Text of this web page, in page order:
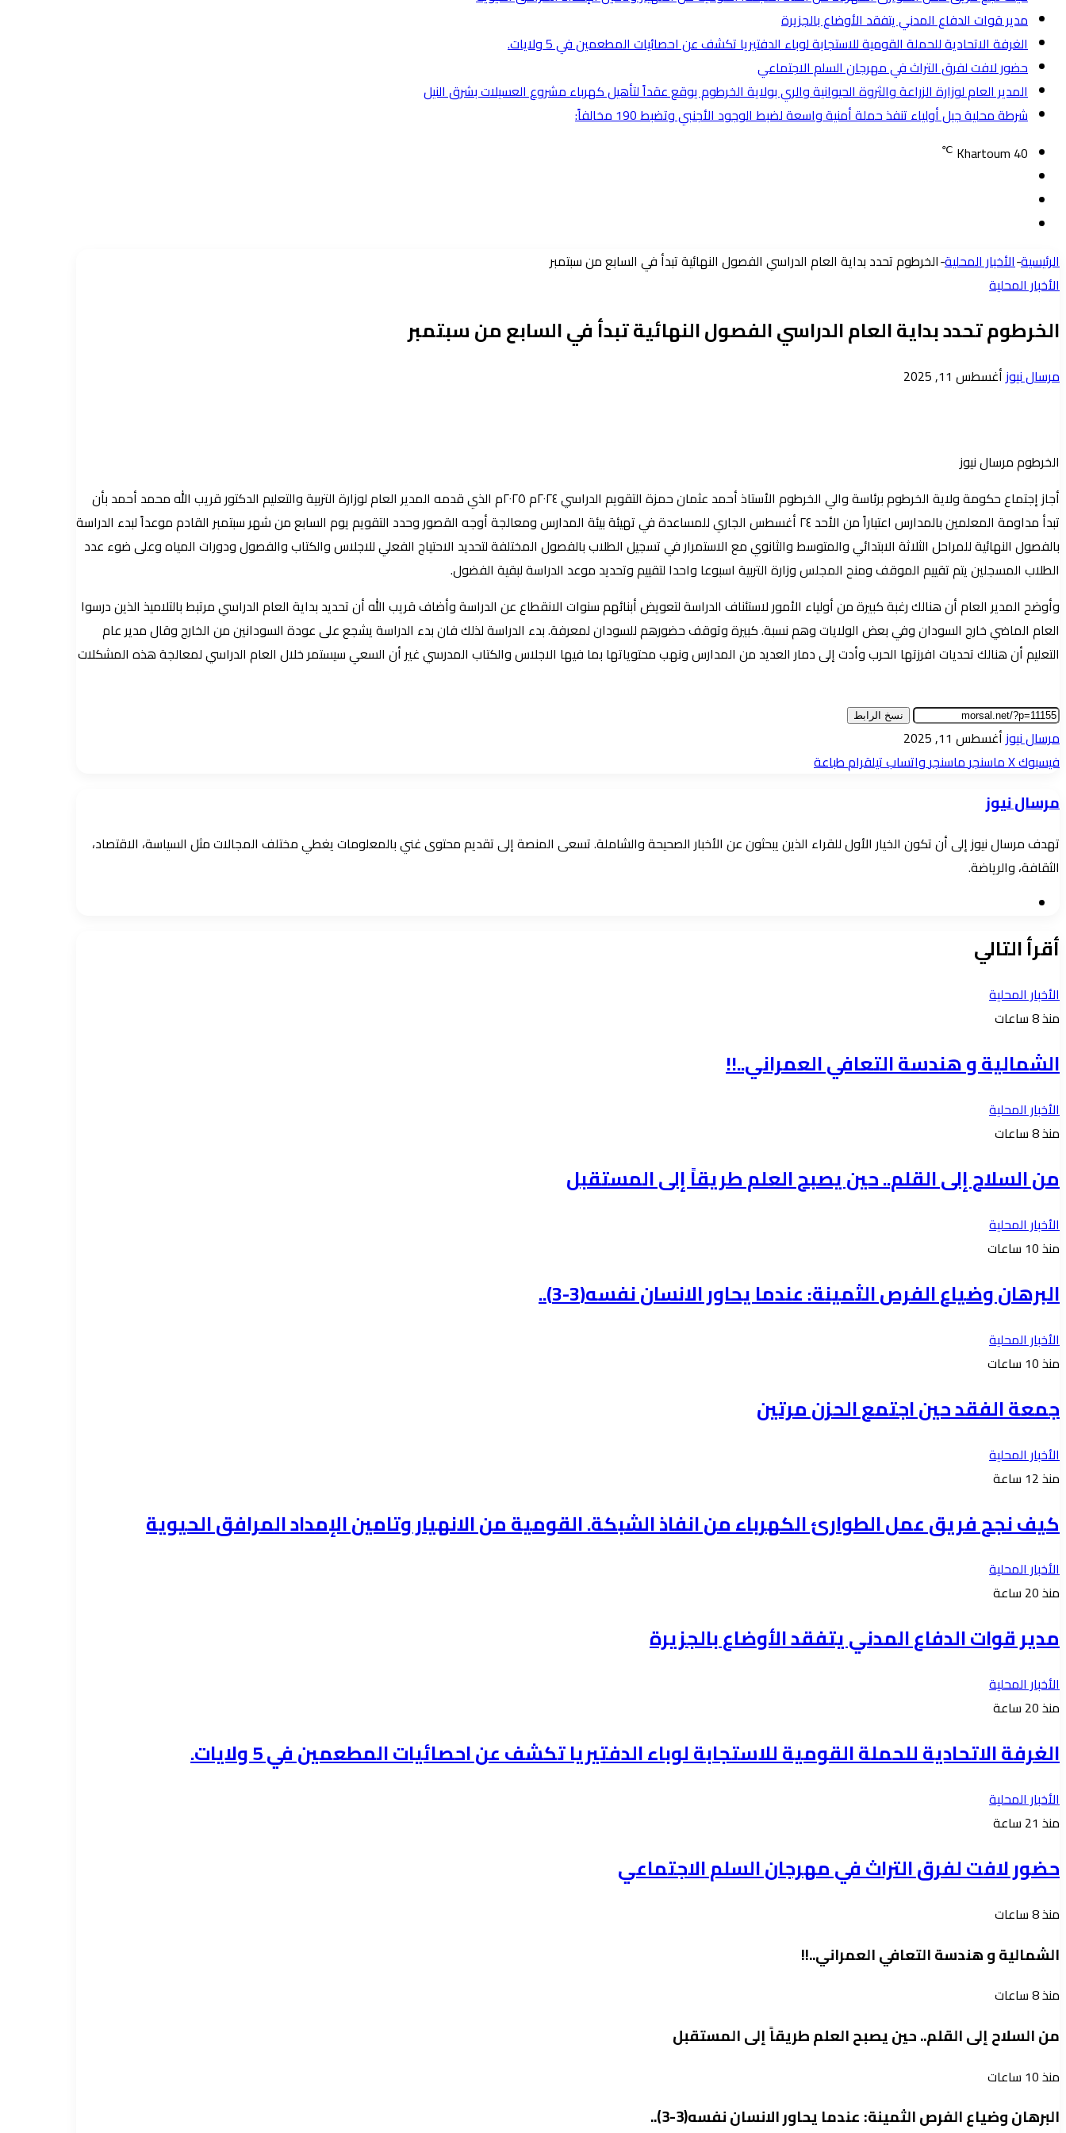
مدير قوات الدفاع المدني يتفقد الأوضاع بالجزيرة
الغرفة الاتحادية للحملة القومية للاستجابة لوباء الدفتيريا تكشف عن احصائيات المطعمين في 5 ولايات.
حضور لافت لفرق التراث في مهرجان السلم الاجتماعي
المدير العام لوزارة الزراعة والثروة الحيوانية والري بولاية الخرطوم يوقع عقداً لتأهيل كهرباء مشروع العسيلات بشرق النيل
شرطة محلية جبل أولياء تنفذ حملة أمنية واسعة لضبط الوجود الأجنبي وتضبط 190 مخالفاً:
Khartoum 40
℃
جانبيالرئيسية-الأخبار المحلية-الخرطوم تحدد بداية العام الدراسي الفصول النهائية تبدأ في السابع من سبتمبر
الأخبار المحلية
الخرطوم تحدد بداية العام الدراسي الفصول النهائية تبدأ في السابع من سبتمبر
مرسال نيوزأرسل
أغسطس 11, 2025
الخرطوم مرسال نيوز
أجاز إجتماع حكومة ولاية الخرطوم برئاسة والي الخرطوم الأستاذ أحمد عثمان حمزة التقويم الدراسي ٢٠٢٤م ٢٠٢٥م الذي قدمه المدير العام لوزارة التربية والتعليم الدكتور قريب الله محمد أحمد بأن
تبدأ مداومة المعلمين بالمدارس اعتباراً من الأحد ٢٤ أغسطس الجاري للمساعدة في تهيئة بيئة المدارس ومعالجة أوجه القصور وحدد التقويم يوم السابع من شهر سبتمبر القادم موعداً لبدء الدراسة
بالفصول النهائية للمراحل الثلاثة الابتدائي والمتوسط والثانوي مع الاستمرار في تسجيل الطلاب بالفصول المختلفة لتحديد الاحتياج الفعلي للاجلاس والكتاب والفصول ودورات المياه وعلى ضوء عدد
الطلاب المسجلين يتم تقييم الموقف ومنح المجلس وزارة التربية اسبوعا واحدا لتقييم وتحديد موعد الدراسة لبقية الفضول.
وأوضح المدير العام أن هنالك رغبة كبيرة من أولياء الأمور لاستئناف الدراسة لتعويض أبنائهم سنوات الانقطاع عن الدراسة وأضاف قريب الله أن تحديد بداية العام الدراسي مرتبط بالتلاميذ الذين درسوا
العام الماضي خارج السودان وفي بعض الولايات وهم نسبة. كبيرة وتوقف حضورهم للسودان لمعرفة. بدء الدراسة لذلك فان بدء الدراسة يشجع على عودة السودانين من الخارج وقال مدير عام
التعليم أن هنالك تحديات افرزتها الحرب وأدت إلى دمار العديد من المدارس ونهب محتوياتها بما فيها الاجلاس والكتاب المدرسي غير أن السعي سيستمر خلال العام الدراسي لمعالجة هذه المشكلات
نسخ الرابط
مرسال نيوزأرسل
بريدا
أغسطس 11, 2025
فيسبوك‫Xماسنجرماسنجرواتسابتيلقرامطباعة
مرسال نيوز
تهدف مرسال نيوز إلى أن تكون الخيار الأول للقراء الذين يبحثون عن الأخبار الصحيحة والشاملة. تسعى المنصة إلى تقديم محتوى غني بالمعلومات يغطي مختلف المجالات مثل السياسة، الاقتصاد،
الثقافة، والرياضة.
أقرأ التالي
الأخبار المحلية
منذ 8 ساعات
الشمالية و هندسة التعافي العمراني..!!
الأخبار المحلية
منذ 8 ساعات
من السلاح إلى القلم.. حين يصبح العلم طريقاً إلى المستقبل
الأخبار المحلية
منذ 10 ساعات
البرهان وضياع الفرص الثمينة: عندما يحاور الانسان نفسه(3-3)..
الأخبار المحلية
منذ 10 ساعات
جمعة الفقد حين اجتمع الحزن مرتين
الأخبار المحلية
منذ 12 ساعة
كيف نجح فريق عمل الطوارئ الكهرباء من انفاذ الشبكة. القومية من الانهيار وتامين الإمداد المرافق الحيوية
الأخبار المحلية
منذ 20 ساعة
مدير قوات الدفاع المدني يتفقد الأوضاع بالجزيرة
الأخبار المحلية
منذ 20 ساعة
الغرفة الاتحادية للحملة القومية للاستجابة لوباء الدفتيريا تكشف عن احصائيات المطعمين في 5 ولايات.
الأخبار المحلية
منذ 21 ساعة
حضور لافت لفرق التراث في مهرجان السلم الاجتماعي
منذ 8 ساعات
الشمالية و هندسة التعافي العمراني..!!
منذ 8 ساعات
من السلاح إلى القلم.. حين يصبح العلم طريقاً إلى المستقبل
منذ 10 ساعات
البرهان وضياع الفرص الثمينة: عندما يحاور الانسان نفسه(3-3)..